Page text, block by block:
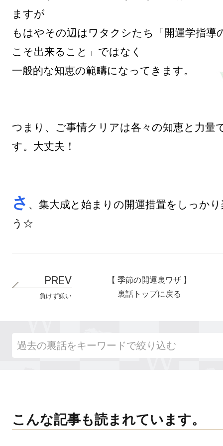
ますが
もはやその辺はワタクシたち「開運学指導
こそ出来ること」ではなく
一般的な知恵の範疇になってきます。
つまり、ご事情クリアは各々の知恵と力量
す。大丈夫！
さ 、集大成と始まりの開運措置をしっか
負けず嫌い
【 季節の開運裏ワザ 】
裏話トップに戻る
こんな記事も読まれています。